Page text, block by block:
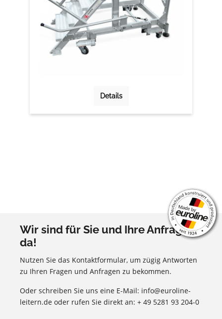
Details
Wir sind für Sie und Ihre Anfragen
da!
Nutzen Sie das Kontaktformular, um zügig Antworten
zu Ihren Fragen und Anfragen zu bekommen.
Oder schreiben Sie uns eine E-Mail: info@euroline-
leitern.de oder rufen Sie direkt an: + 49 5281 93 204-0